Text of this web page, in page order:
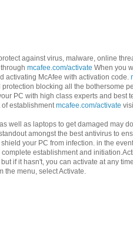
against virus, malware, online
mcafee.com/activate When you
activating McAfee with activation code.
blocking all the bothersome
PC with high class experts and best
establishmentmcafee.com/activate
well as laptops to get damaged may
amongst the best antivirus to
your PC from infection. in the
complete establishment and
if it hasn't, you can activate at any
the menu, select Activate.